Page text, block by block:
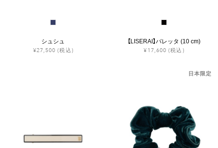
シュシュ
¥27,500 (税込)
【LISERAI】バレッタ (10 cm)
¥17,600 (税込)
日本限定